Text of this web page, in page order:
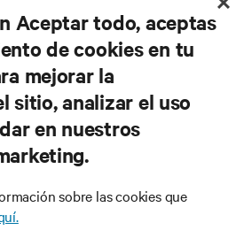
REGISTRARSE
Aceptar todo, aceptas
de cookies en tu
mejorar la
sitio, analizar el uso
en nuestros
sobre las cookies que